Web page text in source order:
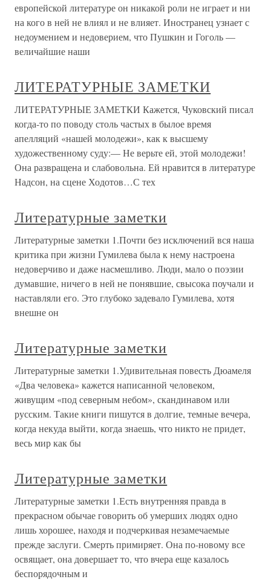
европейской литературе он никакой роли не играет и ни
на кого в ней не влиял и не влияет. Иностранец узнает с
недоумением и недоверием, что Пушкин и Гоголь —
величайшие наши
ЛИТЕРАТУРНЫЕ ЗАМЕТКИ
ЛИТЕРАТУРНЫЕ ЗАМЕТКИ Кажется, Чуковский писал
когда-то по поводу столь частых в былое время
апелляций «нашей молодежи», как к высшему
художественному суду:— Не верьте ей, этой молодежи!
Она развращена и слабовольна. Ей нравится в литературе
Надсон, на сцене Ходотов…С тех
Литературные заметки
Литературные заметки 1.Почти без исключений вся наша
критика при жизни Гумилева была к нему настроена
недоверчиво и даже насмешливо. Люди, мало о поэзии
думавшие, ничего в ней не понявшие, свысока поучали и
наставляли его. Это глубоко задевало Гумилева, хотя
внешне он
Литературные заметки
Литературные заметки 1.Удивительная повесть Дюамеля
«Два человека» кажется написанной человеком,
живущим «под северным небом», скандинавом или
русским. Такие книги пишутся в долгие, темные вечера,
когда некуда выйти, когда знаешь, что никто не придет,
весь мир как бы
Литературные заметки
Литературные заметки 1.Есть внутренняя правда в
прекрасном обычае говорить об умерших людях одно
лишь хорошее, находя и подчеркивая незамечаемые
прежде заслуги. Смерть примиряет. Она по-новому все
освящает, она довершает то, что вчера еще казалось
беспорядочным и